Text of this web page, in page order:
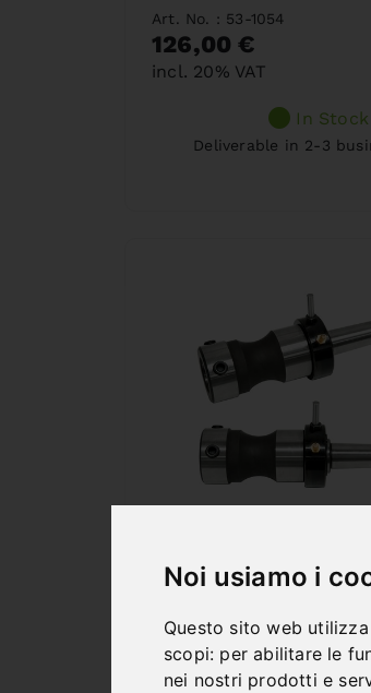
Noi usiamo i
Questo sito web
scopi: per abilitare le
nei nostri prodotti e
Art. No. : 53-1054
126,00 €
incl. 20% VAT
In Stock
Deliverable in 2-3
3 / WELDON 32
Art. No. : 53-1091
116,40 €